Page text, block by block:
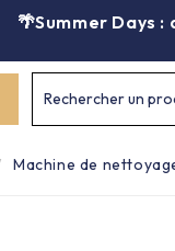
🌴Summer Days
Rechercher un
Machine de